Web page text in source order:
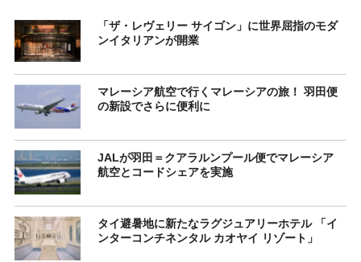
「ザ・レヴェリー サイゴン」に世界屈指のモダ
ンイタリアンが開業
マレーシア航空で行くマレーシアの旅！ 羽田便
の新設でさらに便利に
JALが羽田＝クアラルンプール便でマレーシア
航空とコードシェアを実施
タイ避暑地に新たなラグジュアリーホテル 「イ
ンターコンチネンタル カオヤイ リゾート」